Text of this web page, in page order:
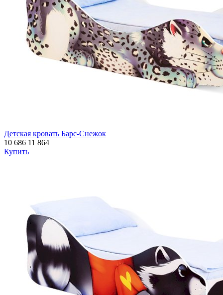
Детская кровать Барс-Снежок
10 686 11 864
Купить